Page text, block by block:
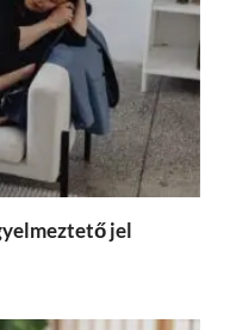
jel